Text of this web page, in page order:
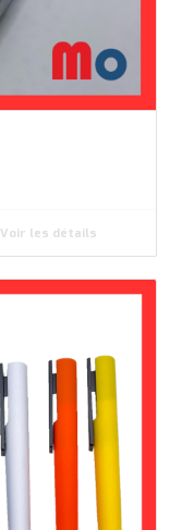
Voir les détails